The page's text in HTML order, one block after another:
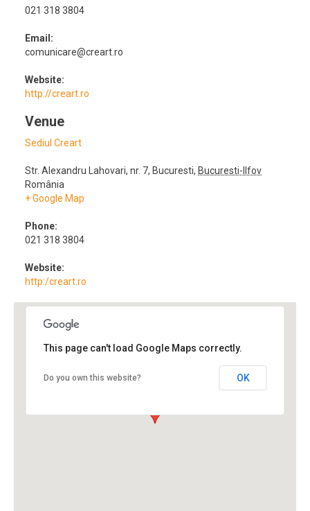
021 318 3804
Email:
comunicare@creart.ro
Website:
http://creart.ro
Venue
Sediul Creart
Str. Alexandru Lahovari, nr. 7, Bucuresti, Bucuresti-Ilfov
România
+ Google Map
Phone:
021 318 3804
Website:
http:/creart.ro
This page can't load Google Maps correctly.
Do you own this website? OK